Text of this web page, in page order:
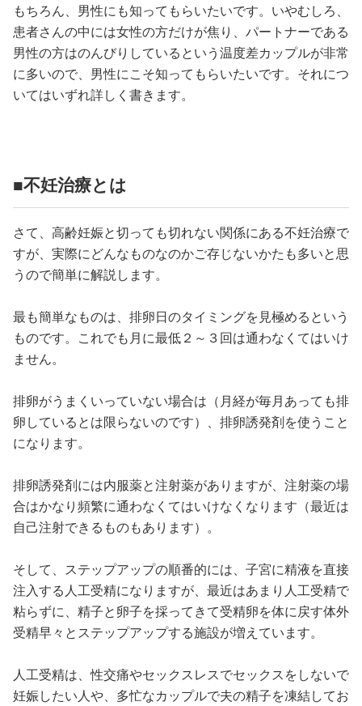
もちろん、男性にも知ってもらいたいです。いやむしろ、
患者さんの中には女性の方だけが焦り、パートナーである
男性の方はのんびりしているという温度差カップルが非常
に多いので、男性にこそ知ってもらいたいです。それにつ
いてはいずれ詳しく書きます。
■不妊治療とは
さて、高齢妊娠と切っても切れない関係にある不妊治療で
すが、実際にどんなものなのかご存じないかたも多いと思
うので簡単に解説します。
最も簡単なものは、排卵日のタイミングを見極めるという
ものです。これでも月に最低２～３回は通わなくてはいけ
ません。
排卵がうまくいっていない場合は（月経が毎月あっても排
卵しているとは限らないのです）、排卵誘発剤を使うこと
になります。
排卵誘発剤には内服薬と注射薬がありますが、注射薬の場
合はかなり頻繁に通わなくてはいけなくなります（最近は
自己注射できるものもあります）。
そして、ステップアップの順番的には、子宮に精液を直接
注入する人工受精になりますが、最近はあまり人工受精で
粘らずに、精子と卵子を採ってきて受精卵を体に戻す体外
受精早々とステップアップする施設が増えています。
人工受精は、性交痛やセックスレスでセックスをしないで
妊娠したい人や、多忙なカップルで夫の精子を凍結してお